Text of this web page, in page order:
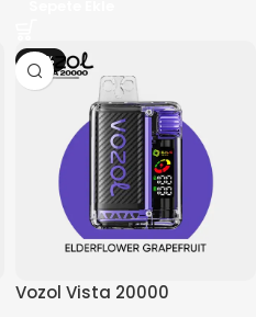
-18%
Vozol Vista 20000